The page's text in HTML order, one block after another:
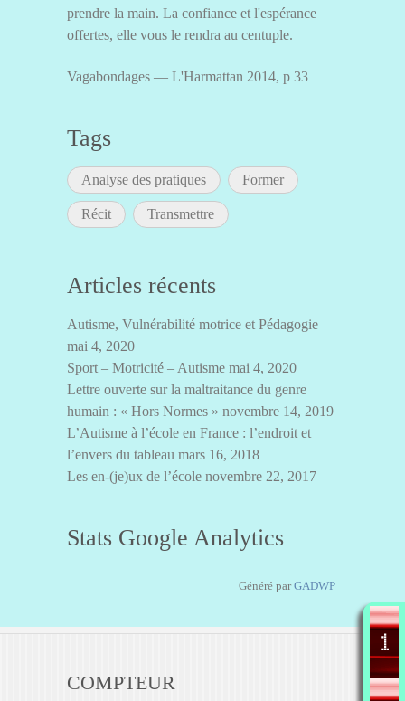
prendre la main. La confiance et l'espérance
offertes, elle vous le rendra au centuple.
Vagabondages — L'Harmattan 2014, p 33
Tags
Analyse des pratiques Former
Récit Transmettre
Articles récents
Autisme, Vulnérabilité motrice et Pédagogie
mai 4, 2020
Sport – Motricité – Autisme mai 4, 2020
Lettre ouverte sur la maltraitance du genre
humain : « Hors Normes » novembre 14, 2019
L’Autisme à l’école en France : l’endroit et
l’envers du tableau mars 16, 2018
Les en-(je)ux de l’école novembre 22, 2017
Stats Google Analytics
Généré parGADWP
COMPTEUR